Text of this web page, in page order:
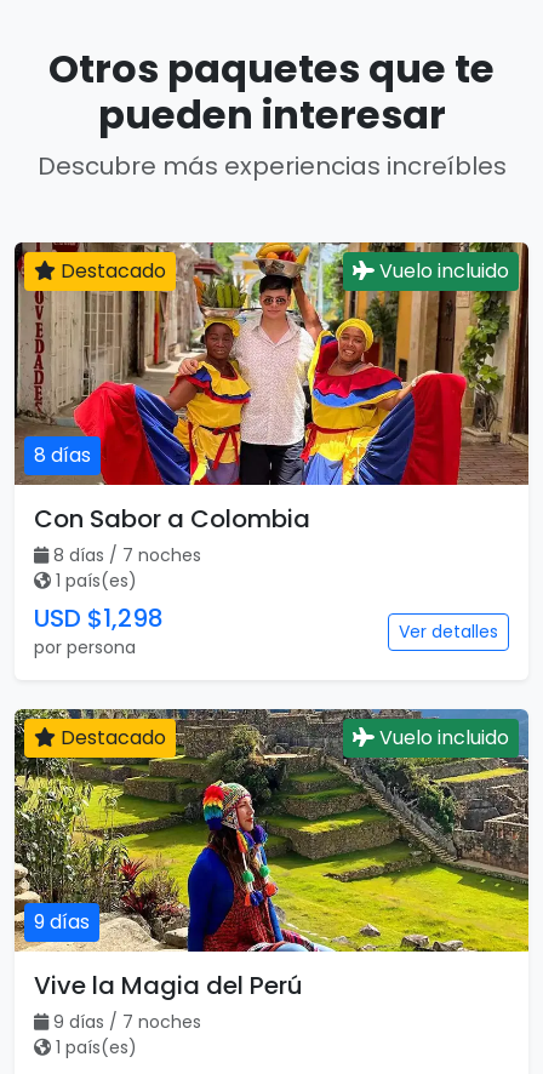
Otros paquetes que te
pueden interesar
Descubre más experiencias increíbles
8 días
Destacado Vuelo incluido
Con Sabor a Colombia
8 días / 7 noches
1 país(es)
USD $1,298
por persona
Ver detalles
9 días
Destacado Vuelo incluido
Vive la Magia del Perú
9 días / 7 noches
1 país(es)